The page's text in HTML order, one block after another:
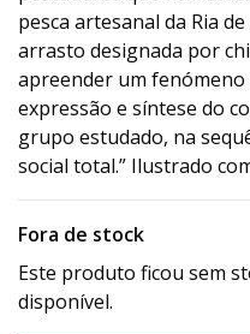
pesca artesanal da Ria
arrasto designada por
apreender um
expressão e síntese do
grupo estudado, na
social total.” Ilustrado
Fora de stock
Este produto ficou sem
disponível.